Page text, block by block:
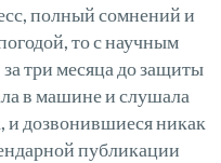
полный сомнений и
то с научным
три месяца до защиты
в машине и слушала
и дозвонившиеся никак
публикации